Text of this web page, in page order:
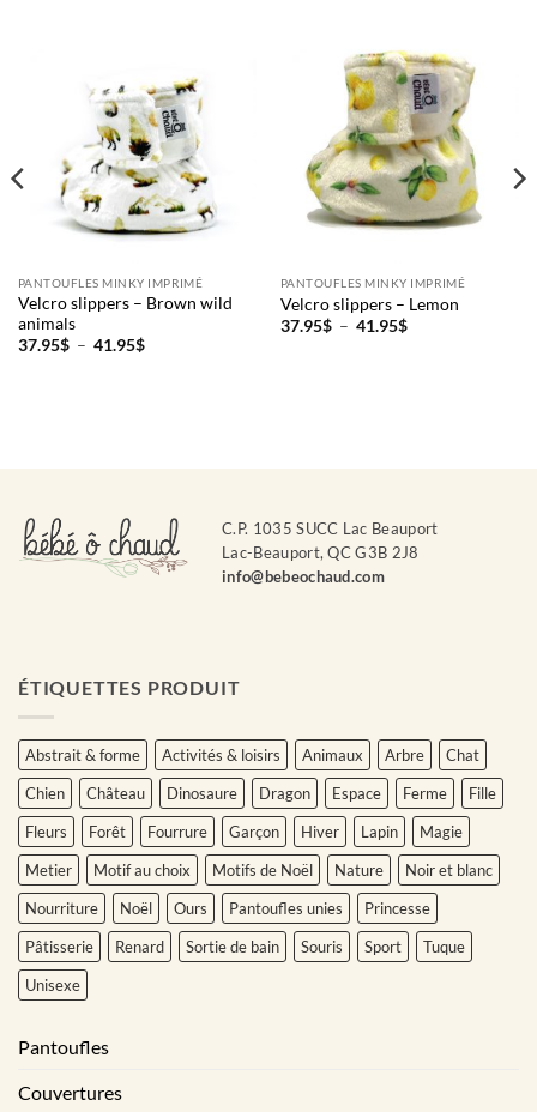
PANTOUFLES MINKY IMPRIMÉ
Velcro slippers – Brown wild
animals
37.95$ – 41.95$Plage
PANTOUFLES MINKY IMPRIMÉ
Velcro slippers – Lemon
37.95$ – 41.95$Plage
C.P. 1035 SUCC Lac Beauport
Lac-Beauport, QC G3B 2J8
info@bebeochaud.com
ÉTIQUETTES PRODUIT
Abstrait & forme Activités & loisirs Animaux Arbre
Chat
Chien
Château Dinosaure Dragon Espace Ferme
Fille
Fleurs
Forêt Fourrure Garçon Hiver Lapin
Magie
Metier
Motif au choix Motifs de Noël Nature
Noir et blanc
Nourriture
Noël Ours Pantoufles unies
Princesse
Pâtisserie
Renard Sortie de bain Souris Sport
Tuque
Unisexe
Pantoufles
Couvertures